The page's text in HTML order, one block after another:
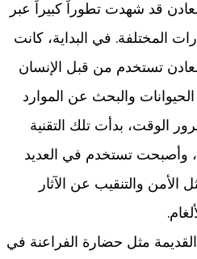
قد شهدت تطوراً كبيراً عبر
المختلفة. في البداية، كانت
تستخدم من قبل الإنسان
والبحث عن الموارد
الوقت، بدأت تلك التقنية
وأصبحت تستخدم في العديد
الأمن والتنقيب عن الآثار
مثل حضارة الفراعنة في